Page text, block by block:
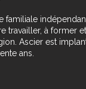
familiale
travailler, à former
Ascier est
ans.